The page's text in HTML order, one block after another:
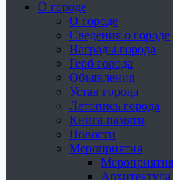
О городе
О городе
Сведения о городе
Награды города
Герб города
Объявления
Устав города
Летопись города
Книга памяти
Новости
Мероприятия
Мероприятия
Архитектура